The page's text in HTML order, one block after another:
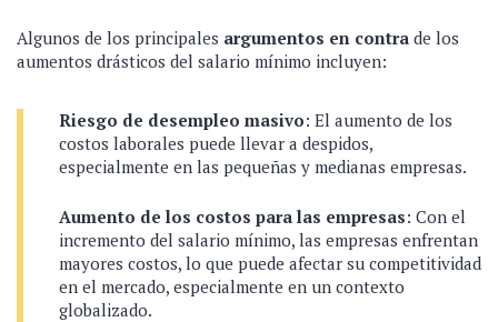
Algunos de los principales argumentos en contra de los
aumentos drásticos del salario mínimo incluyen:
Riesgo de desempleo masivo: El aumento de los
costos laborales puede llevar a despidos,
especialmente en las pequeñas y medianas empresas.
Aumento de los costos para las empresas: Con el
incremento del salario mínimo, las empresas enfrentan
mayores costos, lo que puede afectar su competitividad
en el mercado, especialmente en un contexto
globalizado.